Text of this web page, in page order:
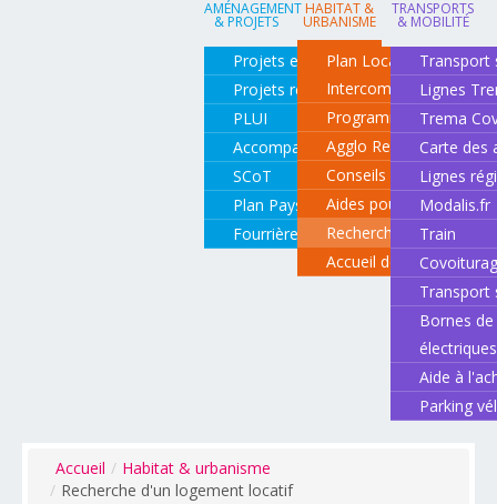
AMÉNAGEMENT
& PROJETS
Projets en cours
Projets réalisés
PLUI
Accompagnement de projets
SCoT
Plan Paysage
Fourrière animale
HABITAT &
URBANISME
Plan Local d'Urbanisme
Intercommunal
Programme local de
Agglo Renov
Conseils pour rénover
Aides pour rénover
Recherche d'un
Accueil des gens du
TRANSPORTS
& MOBILITÉ
Transport
Lignes
Trema
Carte des
Lignes
Modalis.fr
Train
Transport
Bornes
électriques
Aide à
Parking
Accueil / Habitat & urbanisme
/ Recherche d'un logement locatif